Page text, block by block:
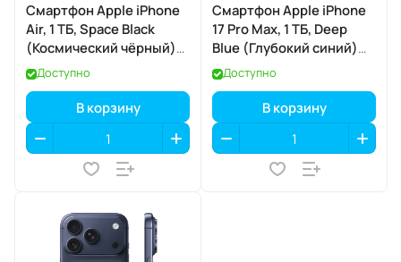
Смартфон Apple iPhone
Air, 1 ТБ, Space Black
(Космический чёрный)
Dual eSIM
Доступно
В корзину
Смартфон Apple iPhone
17 Pro Max, 1 ТБ, Deep
Blue (Глубокий синий)
Dual eSIM
Доступно
В корзину